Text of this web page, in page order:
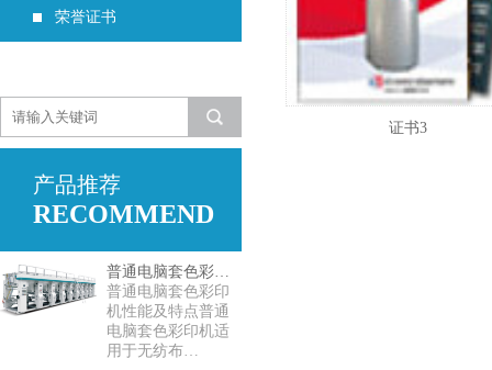
荣誉证书
产品推荐
RECOMMEND
普通电脑套色彩印机
普通电脑套色彩印
机性能及特点普通
电脑套色彩印机适
用于无纺布…
证书3